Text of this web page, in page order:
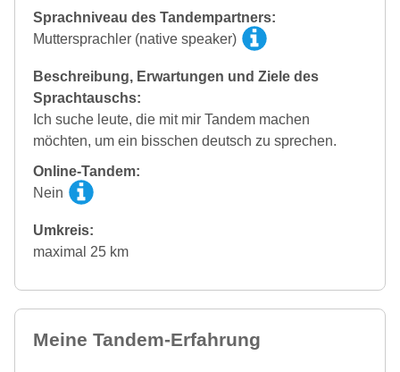
Sprachniveau des Tandempartners:
Muttersprachler (native speaker)
Beschreibung, Erwartungen und Ziele des
Sprachtauschs:
Ich suche leute, die mit mir Tandem machen
möchten, um ein bisschen deutsch zu sprechen.
Online-Tandem:
Nein
Umkreis:
maximal 25 km
Meine Tandem-Erfahrung